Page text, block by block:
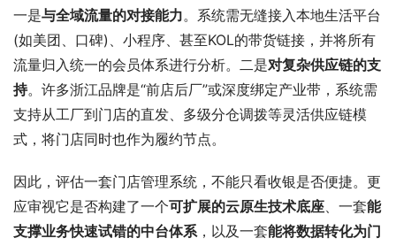
一是与全域流量的对接能力。系统需无缝接入本地生活平台
(如美团、口碑)、小程序、甚至KOL的带货链接，并将所有
流量归入统一的会员体系进行分析。二是对复杂供应链的支
持。许多浙江品牌是“前店后厂”或深度绑定产业带，系统需
支持从工厂到门店的直发、多级分仓调拨等灵活供应链模
式，将门店同时也作为履约节点。
因此，评估一套门店管理系统，不能只看收银是否便捷。更
应审视它是否构建了一个可扩展的云原生技术底座、一套能
支撑业务快速试错的中台体系，以及一套能将数据转化为门